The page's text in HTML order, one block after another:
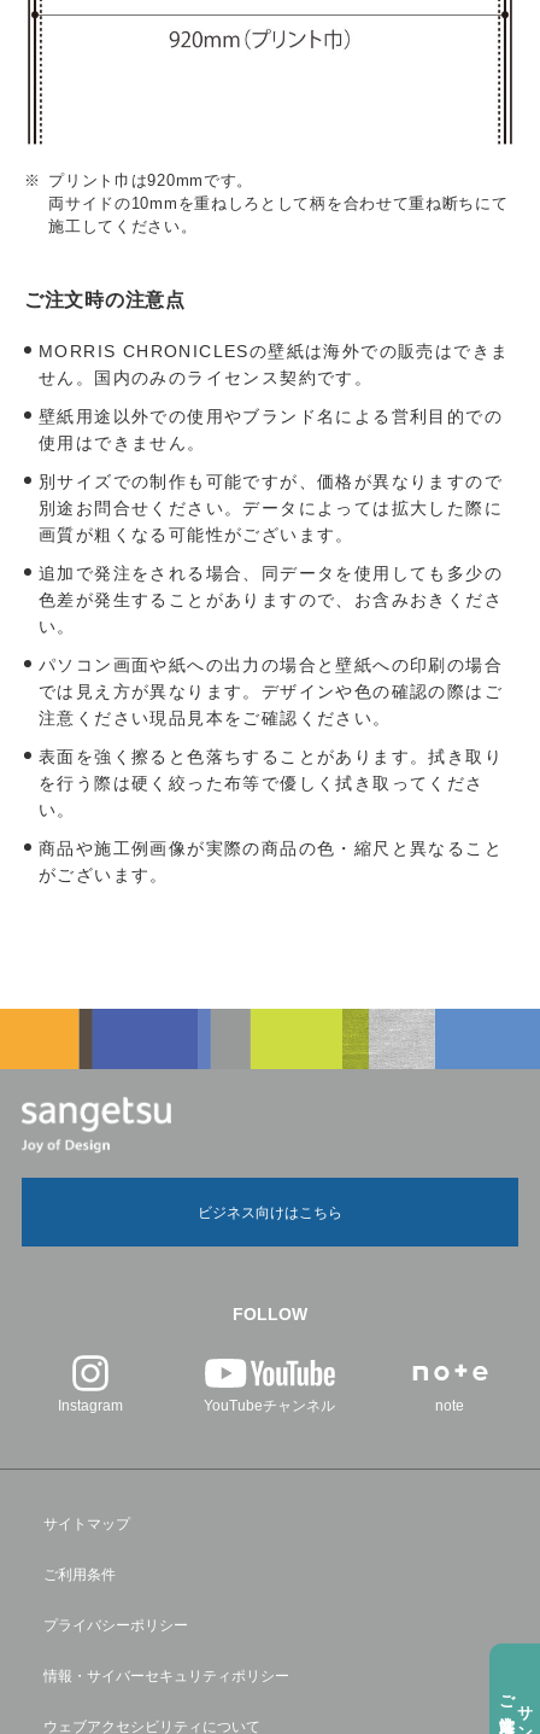
プリント巾は920mmです。
両サイドの10mmを重ねしろとして柄を合わせて重ね断ちにて
施工してください。
ご注文時の注意点
MORRIS CHRONICLESの壁紙は海外での販売はできま
せん。国内のみのライセンス契約です。
壁紙用途以外での使用やブランド名による営利目的での
使用はできません。
別サイズでの制作も可能ですが、価格が異なりますので
別途お問合せください。データによっては拡大した際に
画質が粗くなる可能性がございます。
追加で発注をされる場合、同データを使用しても多少の
色差が発生することがありますので、お含みおきくださ
い。
パソコン画面や紙への出力の場合と壁紙への印刷の場合
では見え方が異なります。デザインや色の確認の際はご
注意ください現品見本をご確認ください。
表面を強く擦ると色落ちすることがあります。拭き取り
を行う際は硬く絞った布等で優しく拭き取ってくださ
い。
商品や施工例画像が実際の商品の色・縮尺と異なること
がございます。
ビジネス向けはこちら
FOLLOW
Instagram YouTubeチャンネル note
サイトマップ
ご利用条件
プライバシーポリシー
情報・サイバーセキュリティポリシー
ウェブアクセシビリティについて